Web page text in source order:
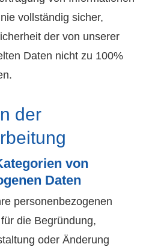
vollständig sicher,
der von unserer
Daten nicht zu 100%
der
von
Daten
personenbezogenen
die Begründung,
oder Änderung